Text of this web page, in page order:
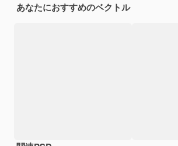
あなたにおすすめのベクトル